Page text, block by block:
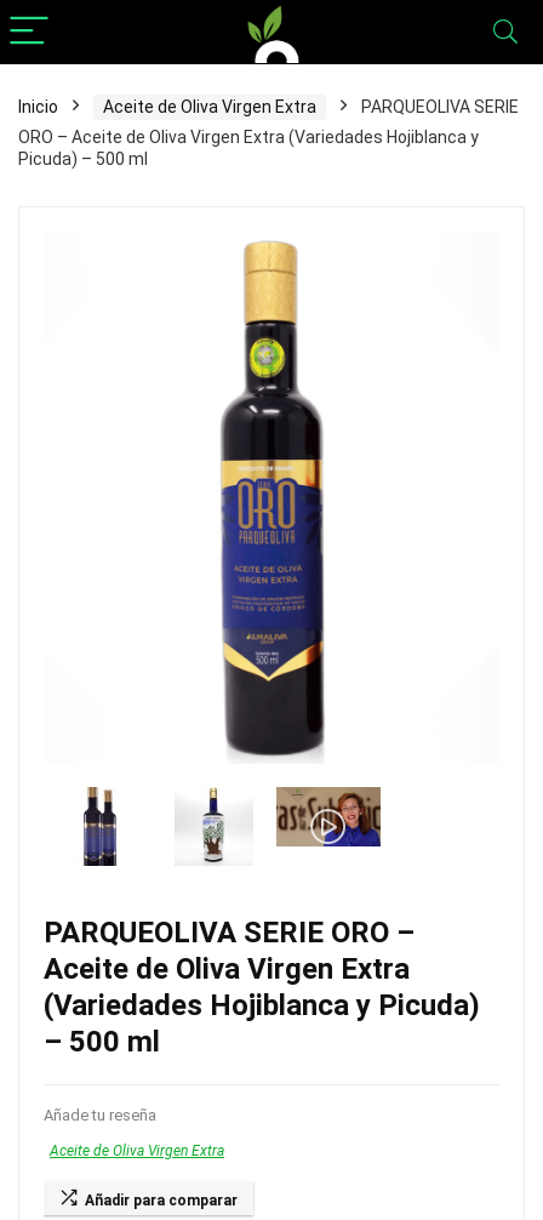
Inicio Aceite de Oliva Virgen Extra
PARQUEOLIVA SERIE
ORO – Aceite de Oliva Virgen Extra (Variedades Hojiblanca y
Picuda) – 500 ml
PARQUEOLIVA SERIE ORO –
Aceite de Oliva Virgen Extra
(Variedades Hojiblanca y Picuda)
– 500 ml
Añade tu reseña
Aceite de Oliva Virgen Extra
Añadir para comparar